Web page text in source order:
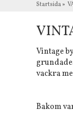
Startsida»
Vintage
vackra
Bakom